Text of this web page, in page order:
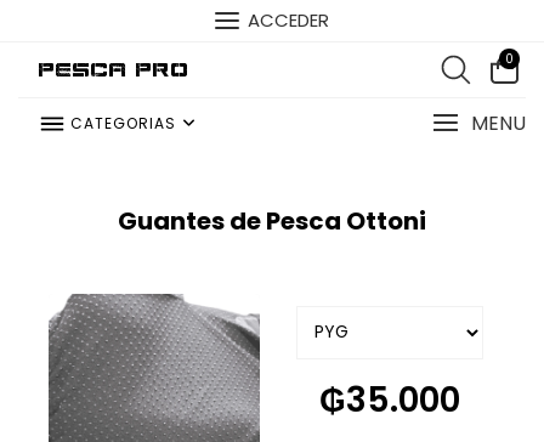
ACCEDER
Pesca Pro 0
CATEGORIAS MENU
Guantes de Pesca Ottoni
₲35.000